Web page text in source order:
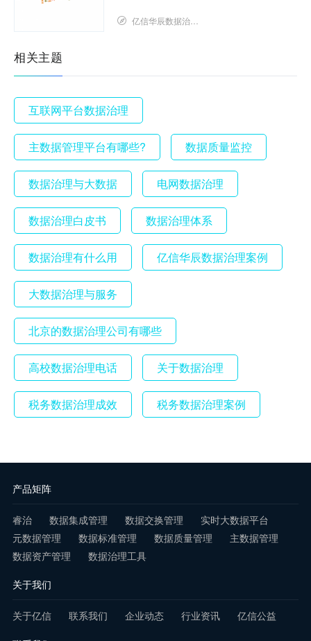
亿信华辰数据治理研究院
相关主题
互联网平台数据治理
主数据管理平台有哪些? 数据质量监控
数据治理与大数据 电网数据治理
数据治理白皮书 数据治理体系
数据治理有什么用 亿信华辰数据治理案例
大数据治理与服务
北京的数据治理公司有哪些
高校数据治理电话 关于数据治理
税务数据治理成效 税务数据治理案例
产品矩阵
睿治 数据集成管理 数据交换管理
实时大数据平台
元数据管理
数据标准管理 数据质量管理
主数据管理
数据资产管理
数据治理工具
关于我们
关于亿信 联系我们 企业动态 行业资讯 亿信公益